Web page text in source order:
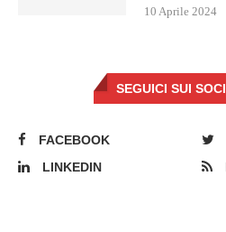
10 Aprile 2024
SEGUICI SUI
FACEBOOK
LINKEDIN